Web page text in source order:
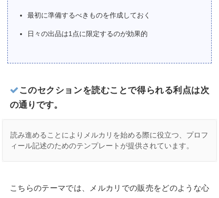
最初に準備するべきものを作成しておく
日々の出品は1点に限定するのが効果的
このセクションを読むことで得られる利点は次
の通りです。
読み進めることによりメルカリを始める際に役立つ、プロフ
ィール記述のためのテンプレートが提供されています。
こちらのテーマでは、メルカリでの販売をどのような心